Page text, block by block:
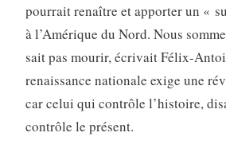
pourrait renaître et apporter un «
à l’Amérique du Nord. Nous
sait pas mourir, écrivait Félix-
renaissance nationale exige une
car celui qui contrôle l’histoire,
contrôle le présent.